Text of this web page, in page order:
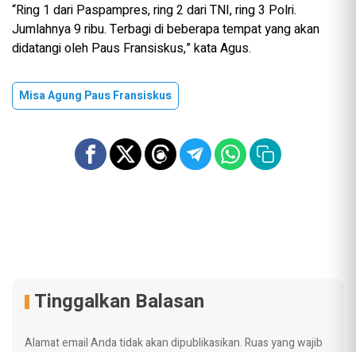
“Ring 1 dari Paspampres, ring 2 dari TNI, ring 3 Polri.
Jumlahnya 9 ribu. Terbagi di beberapa tempat yang akan
didatangi oleh Paus Fransiskus,” kata Agus.
Misa Agung Paus Fransiskus
Tinggalkan Balasan
Alamat email Anda tidak akan dipublikasikan.Ruas yang wajib